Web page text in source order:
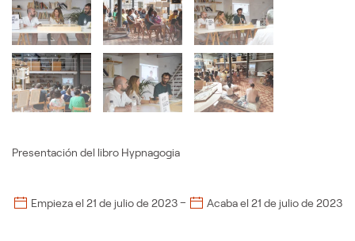
Presentación del libro Hypnagogia
Empieza el 21 de julio de 2023– Acaba el 21 de julio de 2023